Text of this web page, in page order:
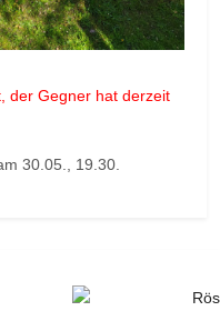
der Gegner hat derzeit
30.05., 19.30.